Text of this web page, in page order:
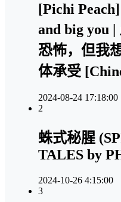
[Pichi
and big you
恐怖，但我
体承受
2024-08-24 17:18:00
2
蛛式秘腥
TALES by
2024-10-26 4:15:00
3